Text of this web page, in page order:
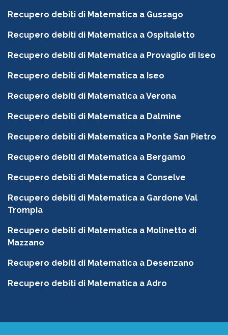
Recupero debiti di Matematica a Gussago
Recupero debiti di Matematica a Ospitaletto
Recupero debiti di Matematica a Provaglio di Iseo
Recupero debiti di Matematica a Iseo
Recupero debiti di Matematica a Verona
Recupero debiti di Matematica a Dalmine
Recupero debiti di Matematica a Ponte San Pietro
Recupero debiti di Matematica a Bergamo
Recupero debiti di Matematica a Conselve
Recupero debiti di Matematica a Gardone Val
Trompia
Recupero debiti di Matematica a Molinetto di
Mazzano
Recupero debiti di Matematica a Desenzano
Recupero debiti di Matematica a Adro